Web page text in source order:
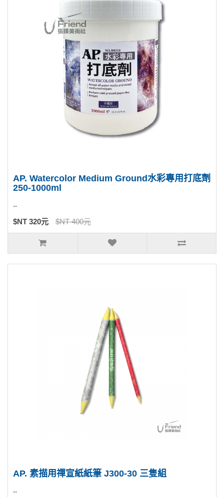
AP. Watercolor Medium Ground水彩專用打底劑
250-1000ml
..
$NT 320元 $NT 400元
AP. 素描用禪宣紙紙筆 J300-30 三隻組
..